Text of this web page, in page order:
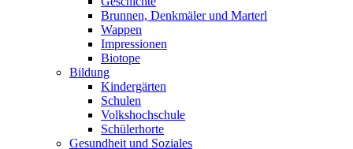
Brunnen, Denkmäler und Marterl
Wappen
Impressionen
Biotope
Bildung
Kindergärten
Schulen
Volkshochschule
Schülerhorte
Gesundheit und Soziales